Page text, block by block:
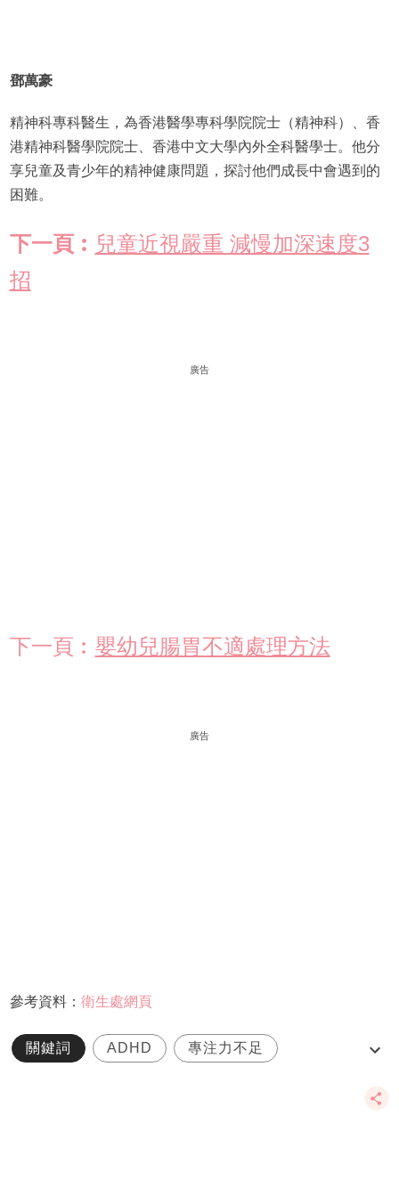
鄧萬豪
精神科專科醫生，為香港醫學專科學院院士（精神科）、香
港精神科醫學院院士、香港中文大學內外全科醫學士。他分
享兒童及青少年的精神健康問題，探討他們成長中會遇到的
困難。
下一頁︰ 兒童近視嚴重 減慢加深速度3
招
廣告
下一頁︰ 嬰幼兒腸胃不適處理方法
廣告
參考資料： 衛生處網頁
關鍵詞 ADHD 專注力不足